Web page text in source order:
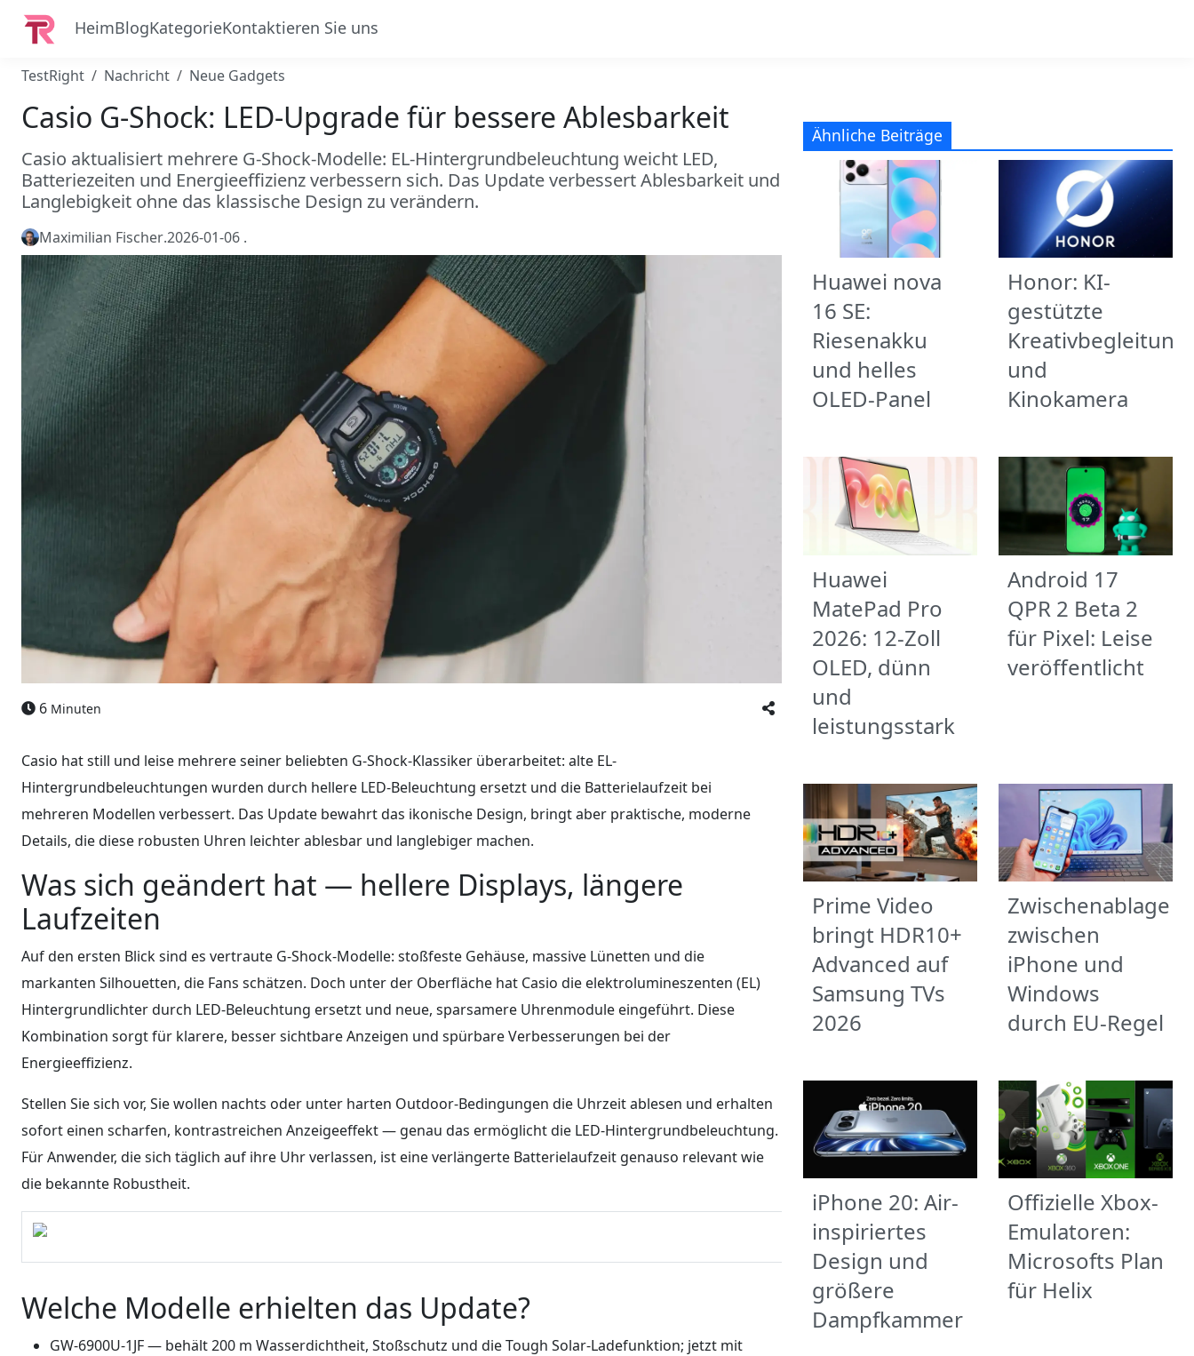
HeimBlogKategorieKontaktieren Sie uns
TestRight Nachricht Neue Gadgets
Casio G‑Shock: LED‑Upgrade für bessere Ablesbarkeit
Casio aktualisiert mehrere G‑Shock‑Modelle: EL-Hintergrundbeleuchtung weicht LED,
Batteriezeiten und Energieeffizienz verbessern sich. Das Update verbessert Ablesbarkeit und
Langlebigkeit ohne das klassische Design zu verändern.
Maximilian Fischer.2026-01-06 .
6 Minuten
Casio hat still und leise mehrere seiner beliebten G-Shock-Klassiker überarbeitet: alte EL-
Hintergrundbeleuchtungen wurden durch hellere LED-Beleuchtung ersetzt und die Batterielaufzeit bei
mehreren Modellen verbessert. Das Update bewahrt das ikonische Design, bringt aber praktische, moderne
Details, die diese robusten Uhren leichter ablesbar und langlebiger machen.
Was sich geändert hat — hellere Displays, längere
Laufzeiten
Auf den ersten Blick sind es vertraute G-Shock-Modelle: stoßfeste Gehäuse, massive Lünetten und die
markanten Silhouetten, die Fans schätzen. Doch unter der Oberfläche hat Casio die elektrolumineszenten (EL)
Hintergrundlichter durch LED-Beleuchtung ersetzt und neue, sparsamere Uhrenmodule eingeführt. Diese
Kombination sorgt für klarere, besser sichtbare Anzeigen und spürbare Verbesserungen bei der
Energieeffizienz.
Stellen Sie sich vor, Sie wollen nachts oder unter harten Outdoor-Bedingungen die Uhrzeit ablesen und erhalten
sofort einen scharfen, kontrastreichen Anzeigeeffekt — genau das ermöglicht die LED-Hintergrundbeleuchtung.
Für Anwender, die sich täglich auf ihre Uhr verlassen, ist eine verlängerte Batterielaufzeit genauso relevant wie
die bekannte Robustheit.
Welche Modelle erhielten das Update?
GW-6900U-1JF — behält 200 m Wasserdichtheit, Stoßschutz und die Tough Solar-Ladefunktion; jetzt mit
Ähnliche Beiträge
Huawei nova
16 SE:
Riesenakku
und helles
OLED-Panel
Honor: KI-
gestützte
Kreativbegleitung
und
Kinokamera
Huawei
MatePad Pro
2026: 12-Zoll
OLED, dünn
und
leistungsstark
Android 17
QPR 2 Beta 2
für Pixel: Leise
veröffentlicht
Prime Video
bringt HDR10+
Advanced auf
Samsung TVs
2026
Zwischenablage
zwischen
iPhone und
Windows
durch EU-Regel
iPhone 20: Air-
inspiriertes
Design und
größere
Dampfkammer
Offizielle Xbox-
Emulatoren:
Microsofts Plan
für Helix